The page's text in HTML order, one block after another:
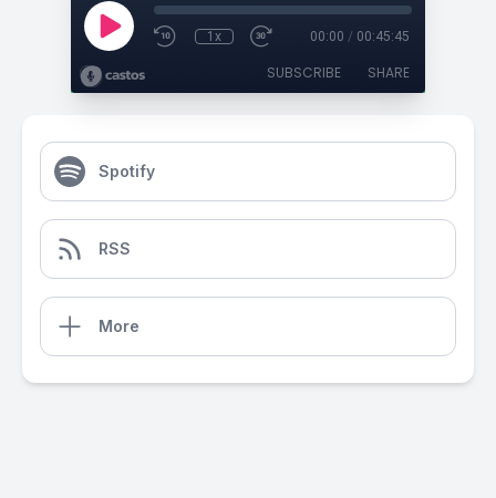
1x 00:00 / 00:45:45
SUBSCRIBE SHARE
Spotify
RSS
More